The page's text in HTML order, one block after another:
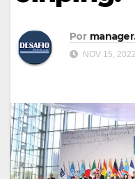
Por
NOV 15, 2022